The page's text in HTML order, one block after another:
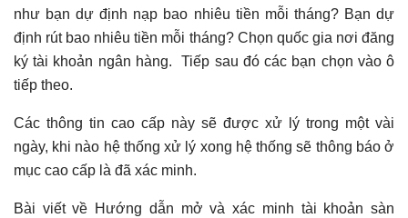
như bạn dự định nạp bao nhiêu tiền mỗi tháng? Bạn dự
định rút bao nhiêu tiền mỗi tháng? Chọn quốc gia nơi đăng
ký tài khoản ngân hàng. Tiếp sau đó các bạn chọn vào ô
tiếp theo.
Các thông tin cao cấp này sẽ được xử lý trong một vài
ngày, khi nào hệ thống xử lý xong hệ thống sẽ thông báo ở
mục cao cấp là đã xác minh.
Bài viết về Hướng dẫn mở và xác minh tài khoản sàn